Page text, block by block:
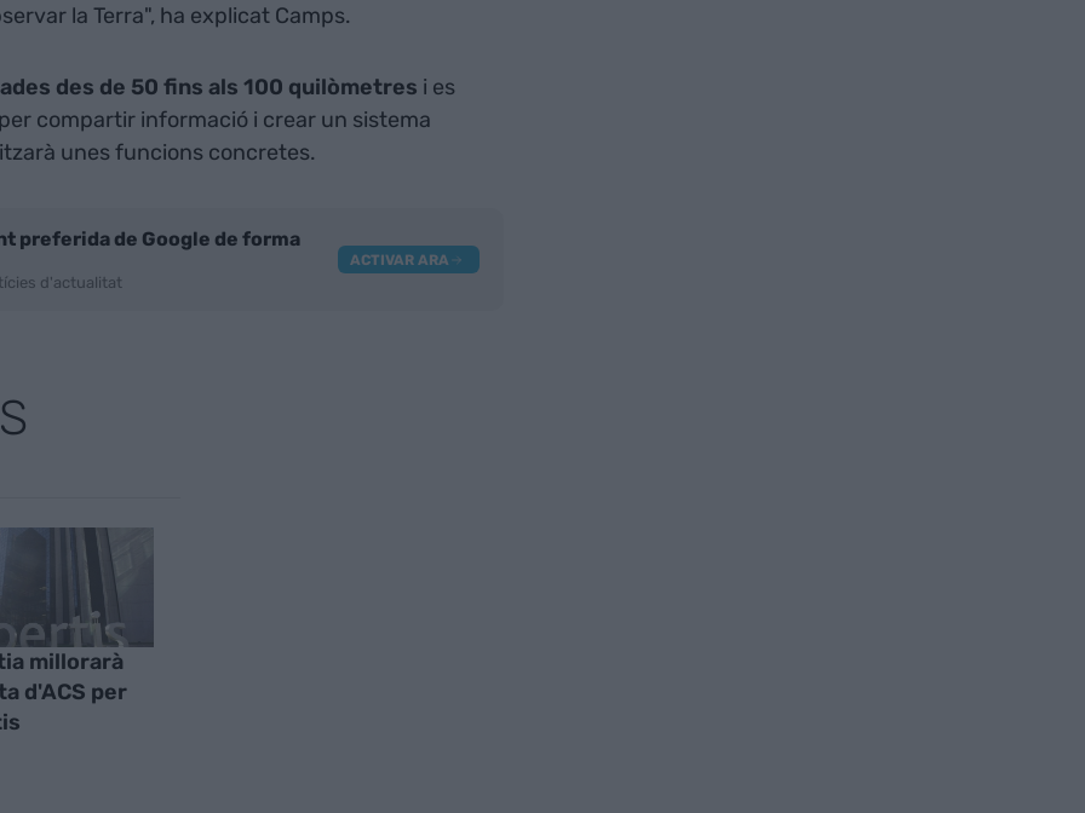
la Terra", ha explicat Camps.
des de 50 fins als 100 quilòmetres i es
compartir informació i crear un sistema
unes funcions concretes.
preferida de Google de forma
d'actualitat
ACTIVAR ARA
millorarà
d'ACS per